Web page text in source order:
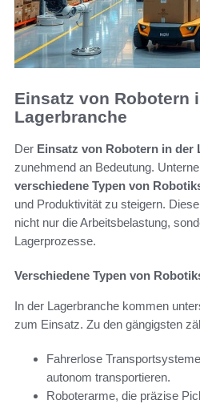
Einsatz von Robotern
Lagerbranche
Der Einsatz von Robotern in der
zunehmend an Bedeutung.
verschiedene Typen von
und Produktivität zu steigern.
nicht nur die Arbeitsbelastung,
Lagerprozesse.
Verschiedene Typen von
In der Lagerbranche kommen
zum Einsatz. Zu den gängigsten
Fahrerlose
autonom transportieren.
Roboterarme, die präzise